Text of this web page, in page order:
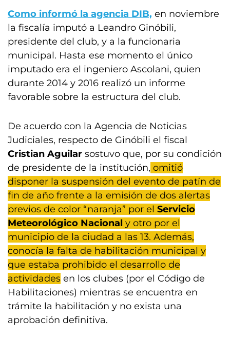
Como informó la agencia DIB, en noviembre
la fiscalía imputó a Leandro Ginóbili,
presidente del club, y a la funcionaria
municipal. Hasta ese momento el único
imputado era el ingeniero Ascolani, quien
durante 2014 y 2016 realizó un informe
favorable sobre la estructura del club.
De acuerdo con la Agencia de Noticias
Judiciales, respecto de Ginóbili el fiscal
Cristian Aguilar sostuvo que, por su condición
de presidente de la institución, omitió
disponer la suspensión del evento de patín de
fin de año frente a la emisión de dos alertas
previos de color “naranja” por el Servicio
Meteorológico Nacional y otro por el
municipio de la ciudad a las 13. Además,
conocía la falta de habilitación municipal y
que estaba prohibido el desarrollo de
actividades en los clubes (por el Código de
Habilitaciones) mientras se encuentra en
trámite la habilitación y no exista una
aprobación definitiva.